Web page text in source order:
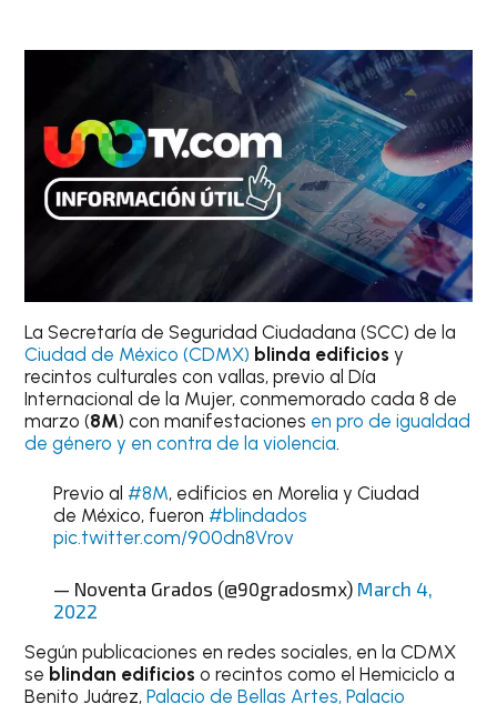
La Secretaría de Seguridad Ciudadana (SCC) de la
Ciudad de México (CDMX) blinda edificios y
recintos culturales con vallas, previo al Día
Internacional de la Mujer, conmemorado cada 8 de
marzo (8M) con manifestaciones en pro de igualdad
de género y en contra de la violencia.
Previo al #8M, edificios en Morelia y Ciudad
de México, fueron #blindados
pic.twitter.com/900dn8Vrov
— Noventa Grados (@90gradosmx) March 4,
2022
Según publicaciones en redes sociales, en la CDMX
se blindan edificios o recintos como el Hemiciclo a
Benito Juárez,Palacio de Bellas Artes, Palacio